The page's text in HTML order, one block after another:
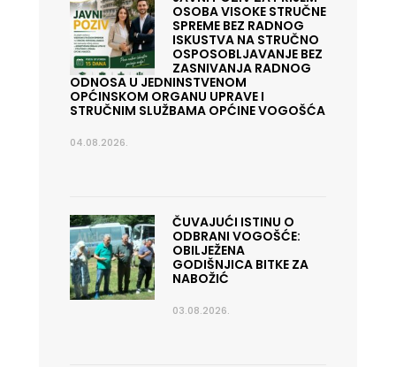
OSOBA VISOKE STRUČNE
SPREME BEZ RADNOG
ISKUSTVA NA STRUČNO
OSPOSOBLJAVANJE BEZ
ZASNIVANJA RADNOG
ODNOSA U JEDNINSTVENOM
OPĆINSKOM ORGANU UPRAVE I
STRUČNIM SLUŽBAMA OPĆINE VOGOŠĆA
04.08.2026.
ČUVAJUĆI ISTINU O
ODBRANI VOGOŠĆE:
OBILJEŽENA
GODIŠNJICA BITKE ZA
NABOŽIĆ
03.08.2026.